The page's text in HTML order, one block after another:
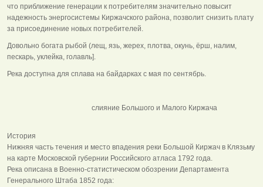
что приближение генерации к потребителям значительно повысит
надежность энергосистемы Киржачского района, позволит снизить плату
за присоединение новых потребителей.
Довольно богата рыбой (лещ, язь, жерех, плотва, окунь, ёрш, налим,
пескарь, уклейка, голавль].
Река доступна для сплава на байдарках с мая по сентябрь.
слияние Большого и Малого Киржача
История
Нижняя часть течения и место впадения реки Большой Киржач в Клязьму
на карте Московской губернии Российского атласа 1792 года.
Река описана в Военно-статистическом обозрении Департамента
Генерального Штаба 1852 года: